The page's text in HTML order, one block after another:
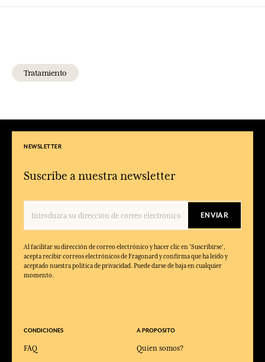
Tratamiento
NEWSLETTER
Suscríbe a nuestra newsletter
ENVIAR
Al facilitar su dirección de correo electrónico y hacer clic en 'Suscribirse',
acepta recibir correos electrónicos de Fragonard y confirma que ha leído y
aceptado nuestra política de privacidad. Puede darse de baja en cualquier
momento.
CONDICIONES
FAQ
A PROPOSITO
Quien somos?